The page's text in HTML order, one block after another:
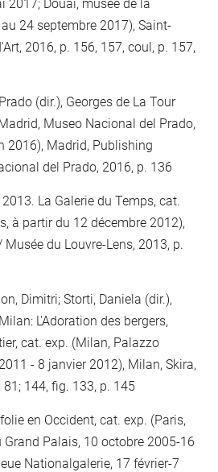
2017; Douai, musée de la
24 septembre 2017), Saint-
2016, p. 156, 157, coul, p. 157,
(dir.), Georges de La Tour
Museo Nacional del Prado,
2016), Madrid, Publishing
del Prado, 2016, p. 136
La Galerie du Temps, cat.
à partir du 12 décembre 2012),
du Louvre-Lens, 2013, p.
Dimitri; Storti, Daniela (dir.),
L'Adoration des bergers,
cat. exp. (Milan, Palazzo
- 8 janvier 2012), Milan, Skira,
81; 144, fig. 133, p. 145
en Occident, cat. exp. (Paris,
Palais, 10 octobre 2005-16
Nationalgalerie, 17 février-7